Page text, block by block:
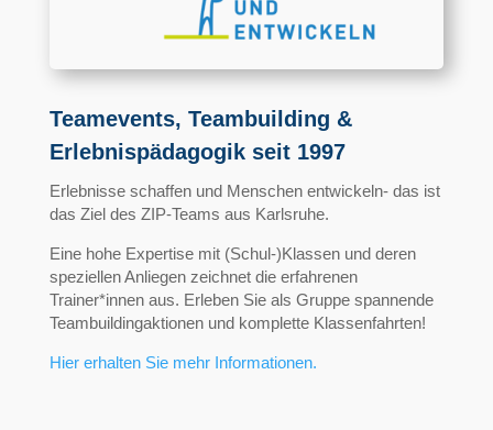
Teamevents, Teambuilding &
Erlebnispädagogik seit 1997
Erlebnisse schaffen und Menschen entwickeln- das ist
das Ziel des ZIP-Teams aus Karlsruhe.
Eine hohe Expertise mit (Schul-)Klassen und deren
speziellen Anliegen zeichnet die erfahrenen
Trainer*innen aus. Erleben Sie als Gruppe spannende
Teambuildingaktionen und komplette Klassenfahrten!
Hier erhalten Sie mehr Informationen.